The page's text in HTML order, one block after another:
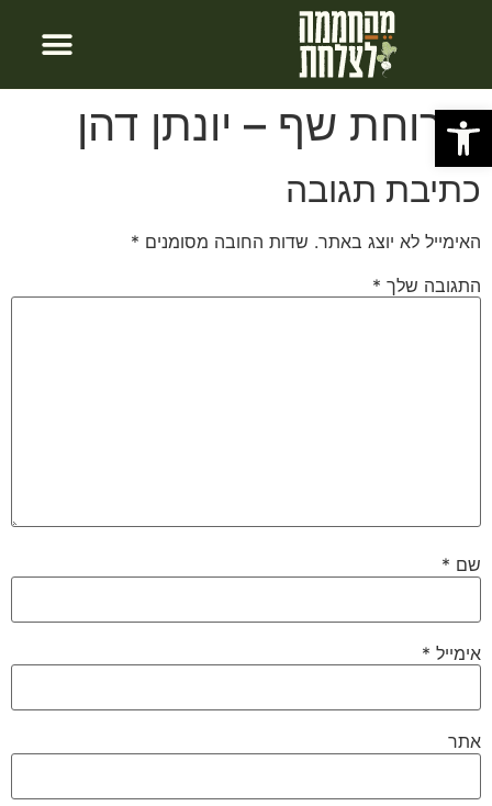
פתח סרגל נגישות
ארוחת שף – יונתן דהן
כתיבת תגובה
האימייל לא יוצג באתר. שדות החובה מסומנים *
התגובה שלך *
שם *
אימייל *
אתר